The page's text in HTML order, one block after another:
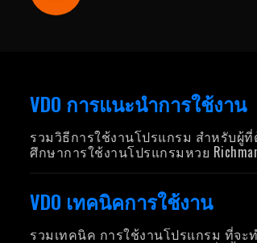
VDO การแนะนำการใช้งาน
รวมวิธีการใช้งานโปรแกรม สำหรับผู้ที่
ศึกษาการใช้งานโปรแกรมหวย
VDO เทคนิคการใช้งาน
รวมเทคนิค การใช้งานโปรแกรม ที่จะ